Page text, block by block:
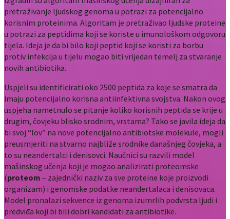
pretraživanje ljudskog genoma u potrazi za potencijalno
korisnim proteinima. Algoritam je pretraživao ljudske proteine
u potrazi za peptidima koji se koriste u imunološkom odgovoru
tijela. Ideja je da bi bilo koji peptid koji se koristi za borbu
protiv infekcija u tijelu mogao biti vrijedan temelj za stvaranje
novih antibiotika.
Uspjeli su identificirati oko 2500 peptida za koje se smatra da
imaju potencijalno korisna antiinfektivna svojstva. Nakon ovog
uspjeha nametnulo se pitanje koliko korisnih peptida se krije u
drugim, čovjeku blisko srodnim, vrstama? Tako se javila ideja da
bi svoj “lov” na nove potencijalno antibiotske molekule, mogli
preusmjeriti na stvarno najbliže srodnike današnjeg čovjeka, a
to su neandertalci i denisovci. Naučnici su razvili model
mašinskog učenja koji je mogao analizirati proteomske
(proteom – zajednički naziv za sve proteine koje proizvodi
organizam) i genomske podatke neandertalaca i denisovaca.
Model pronalazi sekvence iz genoma izumrlih podvrsta ljudi i
predviđa koji bi bili dobri kandidati za antibiotike.